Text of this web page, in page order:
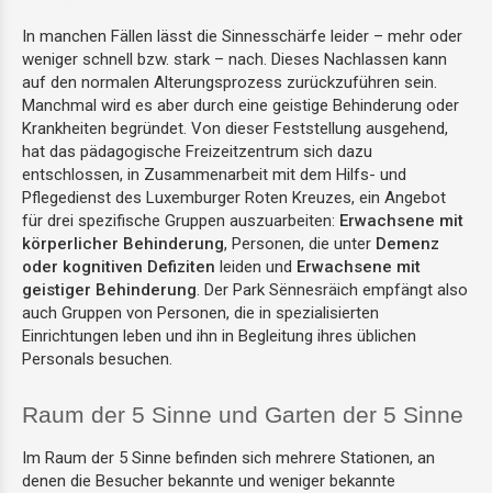
In manchen Fällen lässt die Sinnesschärfe leider – mehr oder
weniger schnell bzw. stark – nach. Dieses Nachlassen kann
auf den normalen Alterungsprozess zurückzuführen sein.
Manchmal wird es aber durch eine geistige Behinderung oder
Krankheiten begründet. Von dieser Feststellung ausgehend,
hat das pädagogische Freizeitzentrum sich dazu
entschlossen, in Zusammenarbeit mit dem Hilfs- und
Pflegedienst des Luxemburger Roten Kreuzes, ein Angebot
für drei spezifische Gruppen auszuarbeiten: Erwachsene mit
körperlicher Behinderung, Personen, die unter Demenz
oder kognitiven Defiziten leiden und Erwachsene mit
geistiger Behinderung. Der Park Sënnesräich empfängt also
auch Gruppen von Personen, die in spezialisierten
Einrichtungen leben und ihn in Begleitung ihres üblichen
Personals besuchen.
Raum der 5 Sinne und Garten der 5 Sinne
Im Raum der 5 Sinne befinden sich mehrere Stationen, an
denen die Besucher bekannte und weniger bekannte